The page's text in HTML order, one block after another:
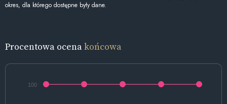
okres, dla którego dostępne były dane.
Procentowa ocenakońcowa
100